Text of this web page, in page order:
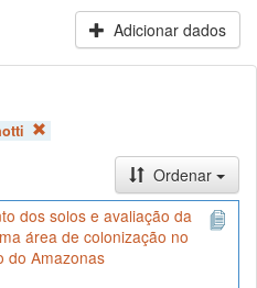
Adicionar dados
Ordenar
dos solos e avaliação da
área de colonização no
do Amazonas